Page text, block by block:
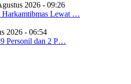
2026 - 09:26
Harkamtibmas Lewat …
2026 - 06:54
Personil dan 2 P…